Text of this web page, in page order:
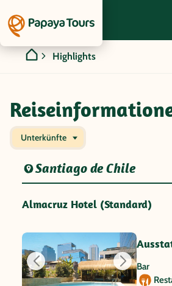
Highlights
Unterkünfte
Santiago de Chile
Almacruz Hotel (Standard)
Bar